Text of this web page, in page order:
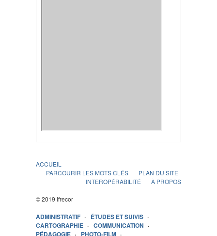
ACCUEIL
PARCOURIR LES MOTS CLÉS
PLAN DU SITE
INTEROPÉRABILITÉ
À PROPOS
© 2019 Ifrecor
ADMINISTRATIF
ÉTUDES ET SUIVIS
CARTOGRAPHIE
COMMUNICATION
PÉDAGOGIE
PHOTO-FILM